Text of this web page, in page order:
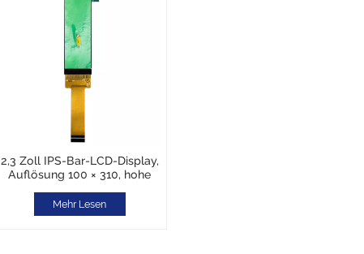
2,3 Zoll IPS-Bar-LCD-Display,
Auflösung 100 × 310, hohe
Schnittstelle für Smart
Translator Pen/Dictionary
Mehr Lesen